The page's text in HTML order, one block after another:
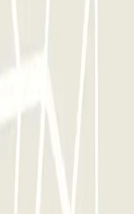
uso de toda la red de
en Parclick.
y salir del parking todas
Opiniones